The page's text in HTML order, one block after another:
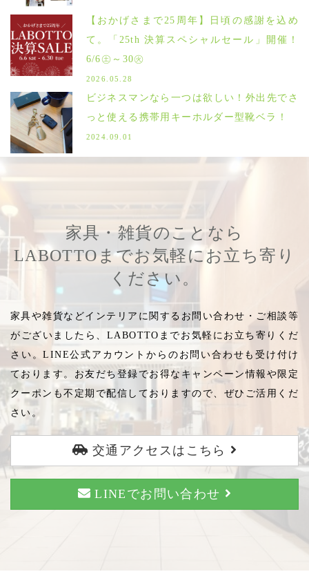
【おかげさまで25周年】日頃の感謝を込め
て。「25th 決算スペシャルセール」開催！
6/6㊏～30㊋
2026.05.28
ビジネスマンなら一つは欲しい！外出先でさ
っと使える携帯用キーホルダー型靴ベラ！
2024.09.01
家具・雑貨のことなら
LABOTTOまでお気軽にお立ち寄り
ください。
家具や雑貨などインテリアに関するお問い合わせ・ご相談等
がございましたら、LABOTTOまでお気軽にお立ち寄りくだ
さい。LINE公式アカウントからのお問い合わせも受け付け
ております。お友だち登録でお得なキャンペーン情報や限定
クーポンも不定期で配信しておりますので、ぜひご活用くだ
さい。
交通アクセスはこちら
LINEでお問い合わせ